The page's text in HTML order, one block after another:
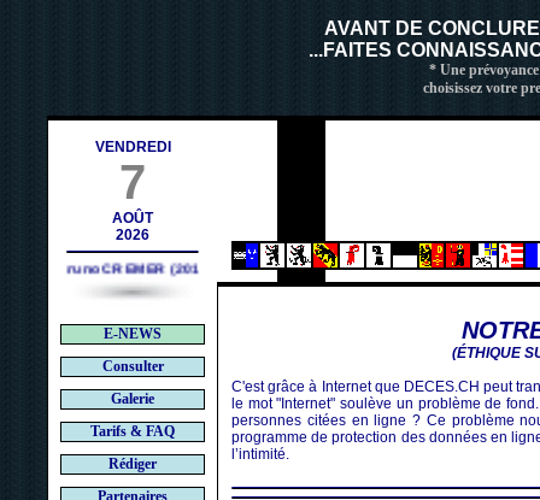
AVANT DE
...FAITES
* Une
choisissez votre
VENDREDI
7
AOÛT
2026
Bruno CREMER (2010)
E-NEWS
Consulter
Galerie
Tarifs & FAQ
Rédiger
Partenaires
(ÉTHIQUE
C'est grâce à Internet que DECES.CH peut
le mot "Internet" soulève un problème de
personnes citées en ligne ? Ce problème
programme de protection des données en
l’intimité.